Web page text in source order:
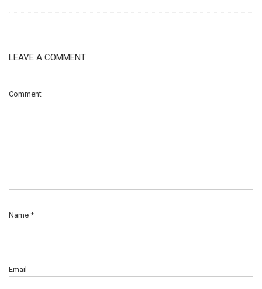
LEAVE A COMMENT
Comment
Name *
Email